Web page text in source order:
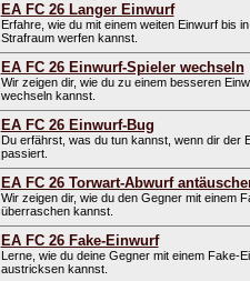
EA FC 26 Langer Einwurf
Erfahre, wie du mit einem weiten Einwurf bis
Strafraum werfen kannst.
EA FC 26 Einwurf-Spieler wechseln
Wir zeigen dir, wie du zu einem besseren
wechseln kannst.
EA FC 26 Einwurf-Bug
Du erfährst, was du tun kannst, wenn dir der
passiert.
EA FC 26 Torwart-Abwurf
Wir zeigen dir, wie du den Gegner mit einem
überraschen kannst.
EA FC 26 Fake-Einwurf
Lerne, wie du deine Gegner mit einem Fake-
austricksen kannst.